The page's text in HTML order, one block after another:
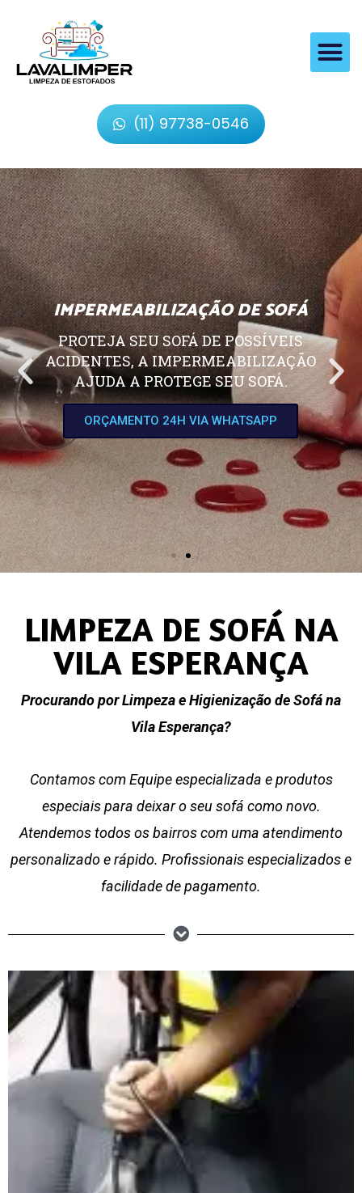
(11) 97738-0546
IMPERMEABILIZAÇÃO DE SOFÁ
PROTEJA SEU SOFÁ DE POSSÍVEIS
ACIDENTES, A IMPERMEABILIZAÇÃO
AJUDA A PROTEGE SEU SOFÁ.
ORÇAMENTO 24H VIA WHATSAPP
LIMPEZA DE SOFÁ NA
VILA ESPERANÇA
Procurando por Limpeza e Higienização de Sofá na
Vila Esperança?
Contamos com Equipe especializada e produtos
especiais para deixar o seu sofá como novo.
Atendemos todos os bairros com uma atendimento
personalizado e rápido. Profissionais especializados e
facilidade de pagamento.